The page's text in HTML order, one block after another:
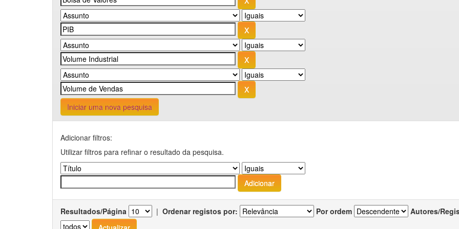
Iniciar uma nova pesquisa
Adicionar filtros:
Utilizar filtros para refinar o resultado da pesquisa.
Resultados/Página | Ordenar registos por: Por ordem Autores/